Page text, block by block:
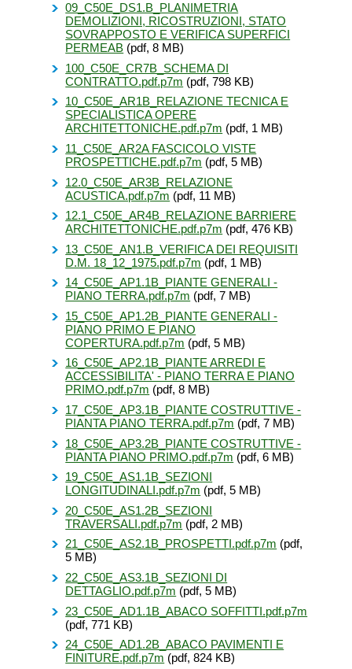
09_C50E_DS1.B_PLANIMETRIA
DEMOLIZIONI, RICOSTRUZIONI, STATO
SOVRAPPOSTO E VERIFICA SUPERFICI
PERMEAB (pdf, 8 MB)
100_C50E_CR7B_SCHEMA DI
CONTRATTO.pdf.p7m (pdf, 798 KB)
10_C50E_AR1B_RELAZIONE TECNICA E
SPECIALISTICA OPERE
ARCHITETTONICHE.pdf.p7m (pdf, 1 MB)
11_C50E_AR2A FASCICOLO VISTE
PROSPETTICHE.pdf.p7m (pdf, 5 MB)
12.0_C50E_AR3B_RELAZIONE
ACUSTICA.pdf.p7m (pdf, 11 MB)
12.1_C50E_AR4B_RELAZIONE BARRIERE
ARCHITETTONICHE.pdf.p7m (pdf, 476 KB)
13_C50E_AN1.B_VERIFICA DEI REQUISITI
D.M. 18_12_1975.pdf.p7m (pdf, 1 MB)
14_C50E_AP1.1B_PIANTE GENERALI -
PIANO TERRA.pdf.p7m (pdf, 7 MB)
15_C50E_AP1.2B_PIANTE GENERALI -
PIANO PRIMO E PIANO
COPERTURA.pdf.p7m (pdf, 5 MB)
16_C50E_AP2.1B_PIANTE ARREDI E
ACCESSIBILITA' - PIANO TERRA E PIANO
PRIMO.pdf.p7m (pdf, 8 MB)
17_C50E_AP3.1B_PIANTE COSTRUTTIVE -
PIANTA PIANO TERRA.pdf.p7m (pdf, 7 MB)
18_C50E_AP3.2B_PIANTE COSTRUTTIVE -
PIANTA PIANO PRIMO.pdf.p7m (pdf, 6 MB)
19_C50E_AS1.1B_SEZIONI
LONGITUDINALI.pdf.p7m (pdf, 5 MB)
20_C50E_AS1.2B_SEZIONI
TRAVERSALI.pdf.p7m (pdf, 2 MB)
21_C50E_AS2.1B_PROSPETTI.pdf.p7m (pdf,
5 MB)
22_C50E_AS3.1B_SEZIONI DI
DETTAGLIO.pdf.p7m (pdf, 5 MB)
23_C50E_AD1.1B_ABACO SOFFITTI.pdf.p7m
(pdf, 771 KB)
24_C50E_AD1.2B_ABACO PAVIMENTI E
FINITURE.pdf.p7m (pdf, 824 KB)